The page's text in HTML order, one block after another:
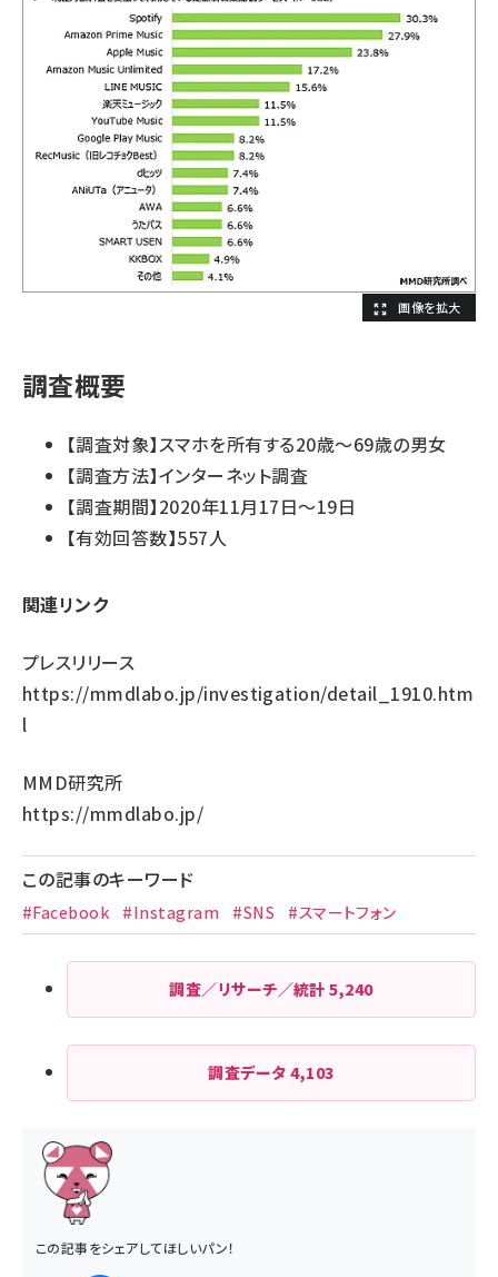
調査概要
【調査対象】スマホを所有する20歳～69歳の男女
【調査方法】インターネット調査
【調査期間】2020年11月17日～19日
【有効回答数】557人
関連リンク
プレスリリース
https://mmdlabo.jp/investigation/detail_1910.htm
l
MMD研究所
https://mmdlabo.jp/
この記事のキーワード
#Facebook #Instagram #SNS #スマートフォン
調査／リサーチ／統計5,240
調査データ4,103
この記事をシェアしてほしいパン！